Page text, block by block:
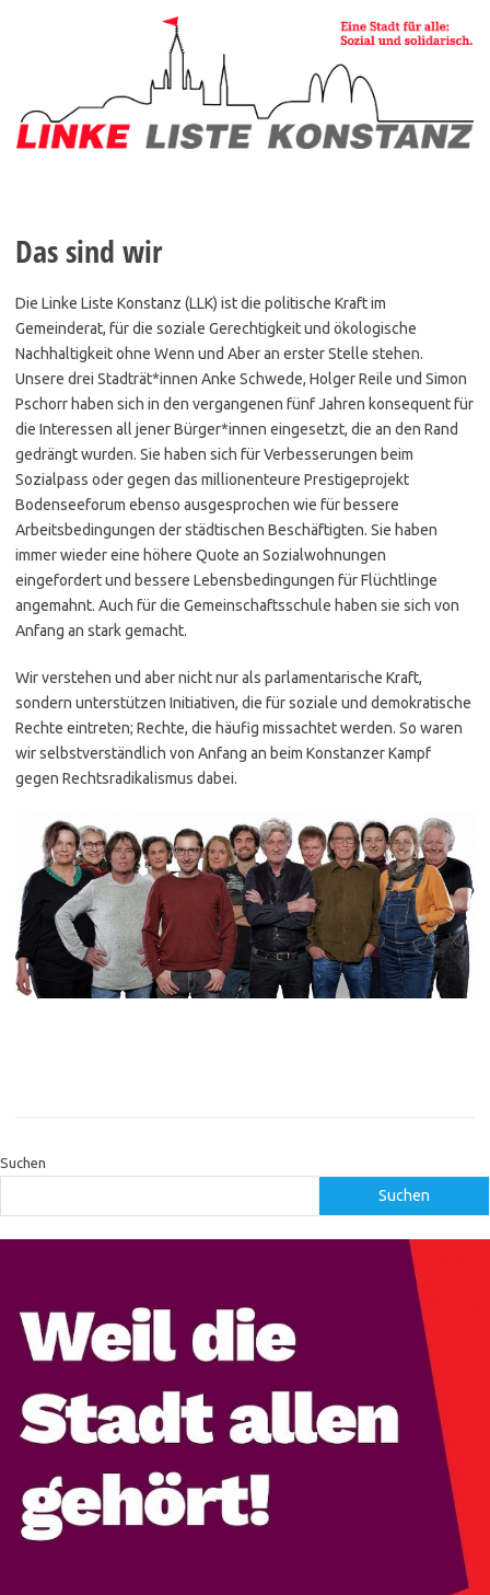
Das sind wir
Die Linke Liste Konstanz (LLK) ist die politische Kraft im
Gemeinderat, für die soziale Gerechtigkeit und ökologische
Nachhaltigkeit ohne Wenn und Aber an erster Stelle stehen.
Unsere drei Stadträt*innen Anke Schwede, Holger Reile und Simon
Pschorr haben sich in den vergangenen fünf Jahren konsequent für
die Interessen all jener Bürger*innen eingesetzt, die an den Rand
gedrängt wurden. Sie haben sich für Verbesserungen beim
Sozialpass oder gegen das millionenteure Prestigeprojekt
Bodenseeforum ebenso ausgesprochen wie für bessere
Arbeitsbedingungen der städtischen Beschäftigten. Sie haben
immer wieder eine höhere Quote an Sozialwohnungen
eingefordert und bessere Lebensbedingungen für Flüchtlinge
angemahnt. Auch für die Gemeinschaftsschule haben sie sich von
Anfang an stark gemacht.
Wir verstehen und aber nicht nur als parlamentarische Kraft,
sondern unterstützen Initiativen, die für soziale und demokratische
Rechte eintreten; Rechte, die häufig missachtet werden. So waren
wir selbstverständlich von Anfang an beim Konstanzer Kampf
gegen Rechtsradikalismus dabei.
Suchen
Suchen